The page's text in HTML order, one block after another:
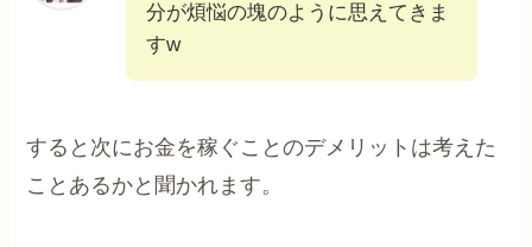
分が煩悩の塊のように思えてきま
すw
すると次にお金を稼ぐことのデメリットは考えた
ことあるかと聞かれます。